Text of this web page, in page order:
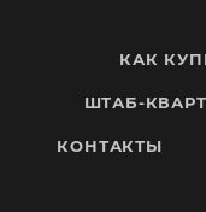
КАК
ШТАБ-
КОНТАКТЫ